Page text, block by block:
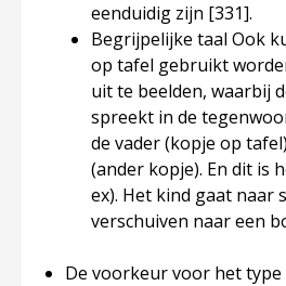
eenduidig zijn [331].
Begrijpelijke taal Ook
op tafel gebruikt
uit te beelden, waarbij
spreekt in de
de vader (kopje op
(ander kopje). En dit is
ex). Het kind gaat naar
verschuiven naar een
De voorkeur voor het type